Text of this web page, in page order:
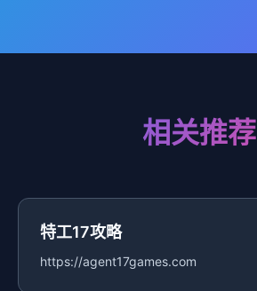
相关推荐
特工17攻略
https://agent17games.com